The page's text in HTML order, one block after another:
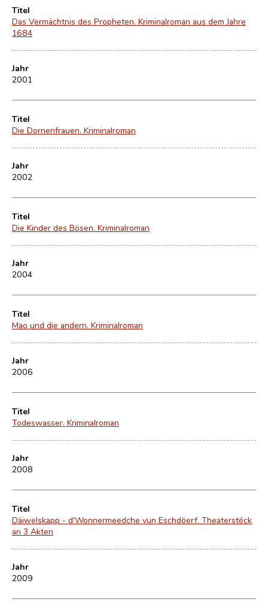
Titel
Das Vermächtnis des Propheten. Kriminalroman aus dem Jahre
1684
Jahr
2001
Titel
Die Dornenfrauen. Kriminalroman
Jahr
2002
Titel
Die Kinder des Bösen. Kriminalroman
Jahr
2004
Titel
Mao und die andern. Kriminalroman
Jahr
2006
Titel
Todeswasser. Kriminalroman
Jahr
2008
Titel
Däiwelskapp - d'Wonnermeedche vun Eschdöerf. Theaterstéck
an 3 Akten
Jahr
2009